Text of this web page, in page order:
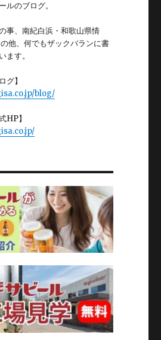
ルのブログ。
事、南紀白浜・和歌山県情
他、何でもザックバランに書
ます。
グ】
blog/
HP】